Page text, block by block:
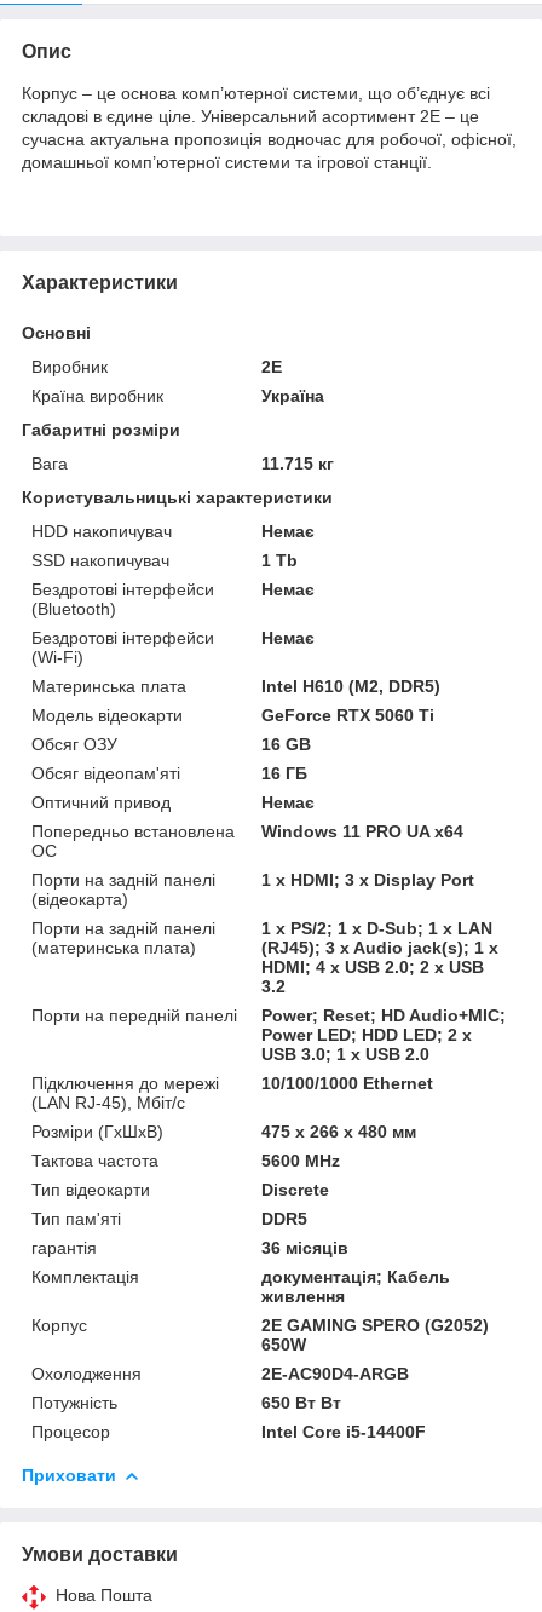
Опис
Корпус – це основа комп’ютерної системи, що об’єднує всі
складові в єдине ціле. Універсальний асортимент 2E – це
сучасна актуальна пропозиція водночас для робочої, офісної,
домашньої комп’ютерної системи та ігрової станції.
Характеристики
Основні
Виробник
2E
Країна виробник
Україна
Габаритні розміри
Вага
11.715 кг
Користувальницькі характеристики
HDD накопичувач
Немає
SSD накопичувач
1 Tb
Бездротові інтерфейси
(Bluetooth)
Немає
Бездротові інтерфейси
(Wi-Fi)
Немає
Материнська плата
Intel H610 (M2, DDR5)
Модель відеокарти
GeForce RTX 5060 Ti
Обсяг ОЗУ
16 GB
Обсяг відеопам'яті
16 ГБ
Оптичний привод
Немає
Попередньо встановлена
ОС
Windows 11 PRO UA x64
Порти на задній панелі
(відеокарта)
1 x HDMI; 3 x Display Port
Порти на задній панелі
(материнська плата)
1 x PS/2; 1 x D-Sub; 1 x LAN
(RJ45); 3 x Audio jack(s); 1 x
HDMI; 4 x USB 2.0; 2 x USB
3.2
Порти на передній панелі
Power; Reset; HD Audio+MIC;
Power LED; HDD LED; 2 x
USB 3.0; 1 x USB 2.0
Підключення до мережі
(LAN RJ-45), Мбіт/с
10/100/1000 Ethernet
Розміри (ГxШxВ)
475 x 266 x 480 мм
Тактова частота
5600 MHz
Тип відеокарти
Discrete
Тип пам'яті
DDR5
гарантія
36 місяців
Комплектація
документація; Кабель
живлення
Корпус
2E GAMING SPERO (G2052)
650W
Охолодження
2E-AC90D4-ARGB
Потужність
650 Вт Вт
Процесор
Intel Core i5-14400F
Приховати
Умови доставки
Нова Пошта